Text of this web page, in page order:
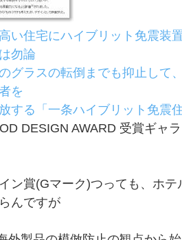
い住宅にハイブリット免震装
勿論
グラスの転倒までも抑止して
を
する「一条ハイブリット免震
DESIGN AWARD 受賞ギャ
ン賞(Gマーク)つっても、ホ
んですが